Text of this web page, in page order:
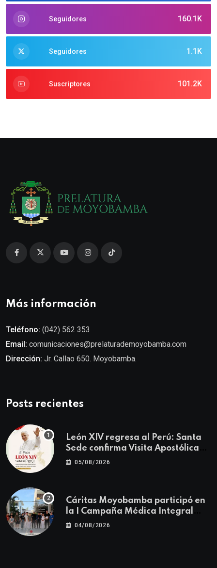
160.1K
Seguidores
1.1K
Seguidores
101.2K
Suscriptores
Más información
Teléfono: (042) 562 353
Email: comunicaciones@prelaturademoyobamba.com
Dirección: Jr. Callao 650. Moyobamba.
Posts recientes
León XIV regresa al Perú: Santa
Sede confirma Visita Apostólica
del 11 al 17 de noviembre
05/08/2026
Cáritas Moyobamba participó en
la I Campaña Médica Integral
Gratuita llevando salud y
04/08/2026